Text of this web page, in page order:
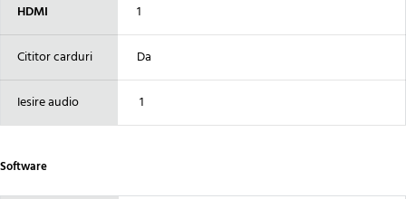
HDMI 1
Cititor carduri Da
Iesire audio 1
Software